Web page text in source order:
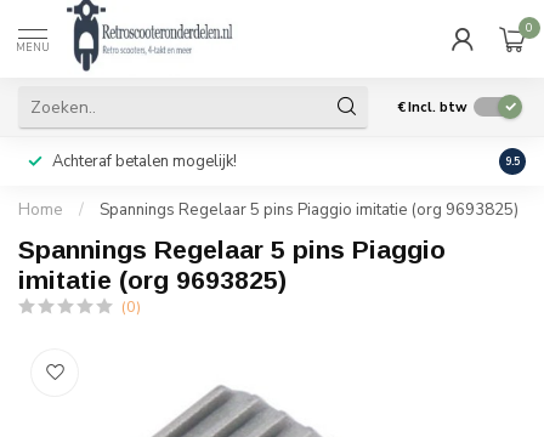
MENU
0
€Incl. btw
Achteraf betalen mogelijk! Geen
9.5
Home / Spannings Regelaar 5 pins Piaggio imitatie (org 9693825)
Spannings Regelaar 5 pins Piaggio
imitatie (org 9693825)
(0)